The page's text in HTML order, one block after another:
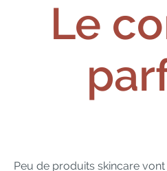
Le
Peu de produits skincare